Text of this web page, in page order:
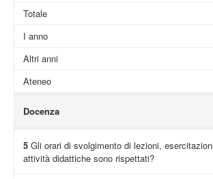
Totale
I anno
Altri anni
Ateneo
Docenza
5Gli orari di svolgimento di lezioni,
attività didattiche sono rispettati?